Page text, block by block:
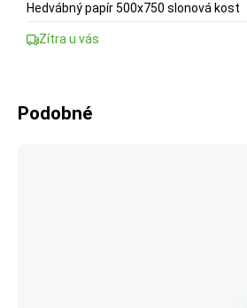
Hedvábný papír 500x750 slonová kost
Zítra u vás
Podobné